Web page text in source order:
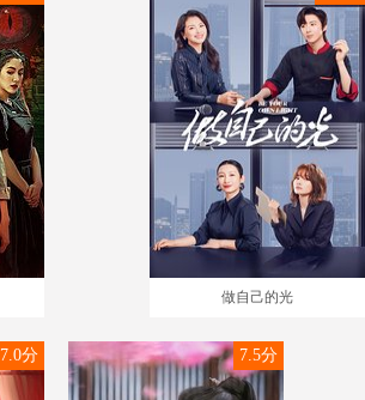
做自己的光
7.0分 7.5分